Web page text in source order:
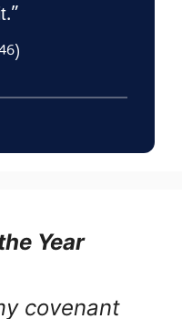
Year
covenant